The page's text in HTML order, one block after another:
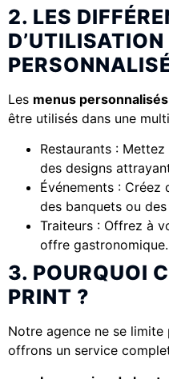
2. LES
Les menus personnalisés
être utilisés dans une
Restaurants :
des designs
Événements : Créez
des banquets ou
Traiteurs : Offrez à
offre gastronomique.
3. POURQUOI
PRINT ?
Notre agence ne se limite
offrons un service